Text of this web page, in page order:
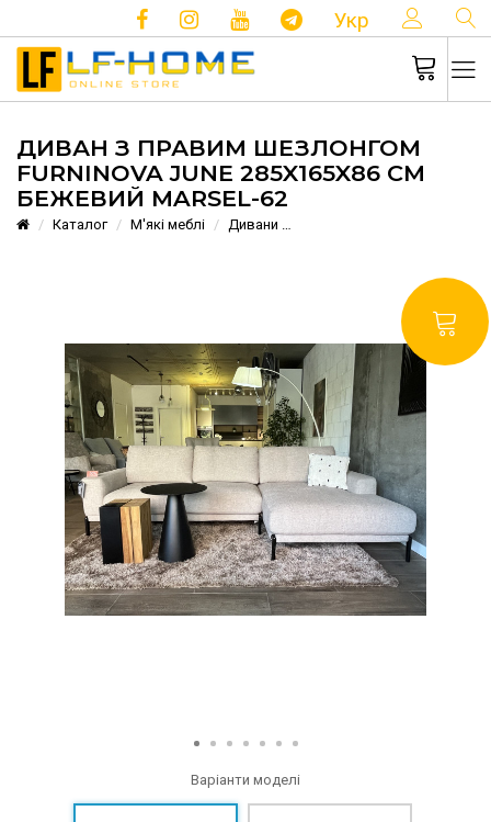
Укр
ДИВАН З ПРАВИМ ШЕЗЛОНГОМ
FURNINOVA JUNE 285X165X86 CM
БЕЖЕВИЙ MARSEL-62
Каталог М'які меблі Дивани
Варіанти моделі